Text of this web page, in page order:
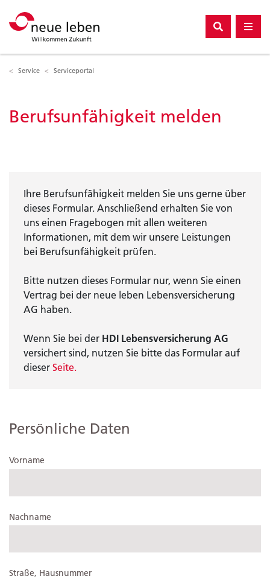
Compliance
Service Serviceportal
Berufsunfähigkeit melden
Ihre Berufsunfähigkeit melden Sie uns gerne über
dieses Formular. Anschließend erhalten Sie von
uns einen Fragebogen mit allen weiteren
Informationen, mit dem wir unsere Leistungen
bei Berufsunfähigkeit prüfen.
Bitte nutzen dieses Formular nur, wenn Sie einen
Vertrag bei der neue leben Lebensversicherung
AG haben.
Wenn Sie bei der HDI Lebensversicherung AG
versichert sind, nutzen Sie bitte das Formular auf
dieser Seite.
Persönliche Daten
Vorname
Nachname
Straße, Hausnummer